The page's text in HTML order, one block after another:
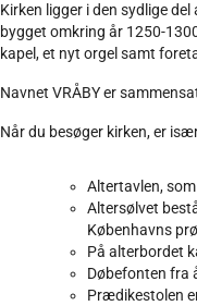
Kirken ligger i den sydlige
bygget omkring år 1250-
kapel, et nyt orgel samt
Navnet VRÅBY er
Når du besøger kirken, er
Altertavlen,
Altersølvet
Københavns
På alterbordet
Døbefonten fra
Prædikestolen